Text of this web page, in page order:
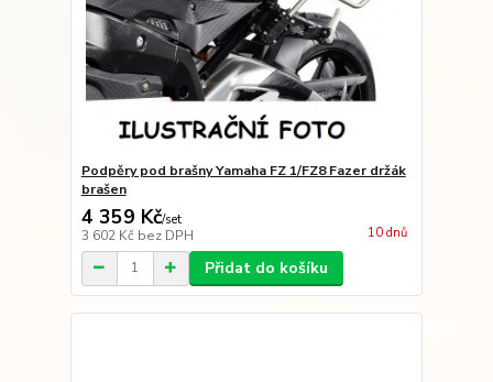
Podpěry pod brašny Yamaha FZ 1/FZ8 Fazer držák
brašen
4 359 Kč/set
3 602 Kč bez DPH 10 dnů
Přidat do košíku